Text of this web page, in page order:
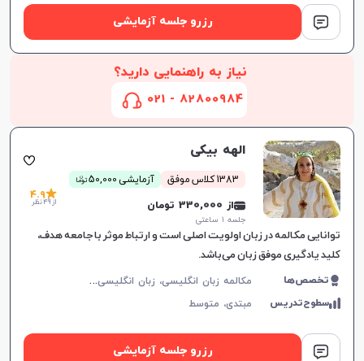
رزرو جلسه آزمایشی
نیاز به راهنمایی دارید؟
82800984 - 021
الهه بیکی
1383 کلاس موفق آزمایشی 50,000 توما
ن
از 330,000 تومان
جلسه ۱ ساعتی
4.9
از 49 نظر
توانایی مکالمه در زبان اولویت اصلی است و ارتباط موثر با جامعه هدف،
کلید یادگیری موفق زبان می‌باشد.
تخصص‌ها م
کالمه زبان انگلیسی، زبان انگلیسی عمومی، گرامر زبان انگلیسی، زبان انگلیسی آمریکایی، زبان انگلیسی هفتم دبیرستان، زبان انگلیسی هشتم دبیرستان، زبان انگلیسی نهم دبیرستان، زبان انگلیسی دهم دبیرستان، زبان انگلیسی یازدهم دبیرستان، زبان انگلیسی دوازدهم دبیرستان
سطوح‌تدریس مبتدی، متوسط
رزرو جلسه آزمایشی